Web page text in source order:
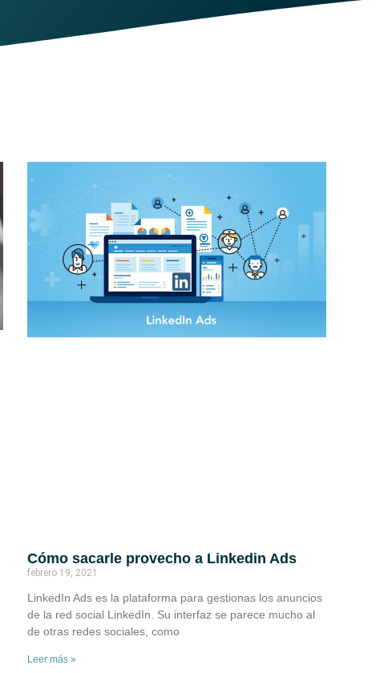
Cómo sacarle provecho a Linkedin Ads
febrero 19, 2021
LinkedIn Ads es la plataforma para gestionas los anuncios
de la red social LinkedIn. Su interfaz se parece mucho al
de otras redes sociales, como
Leer más »